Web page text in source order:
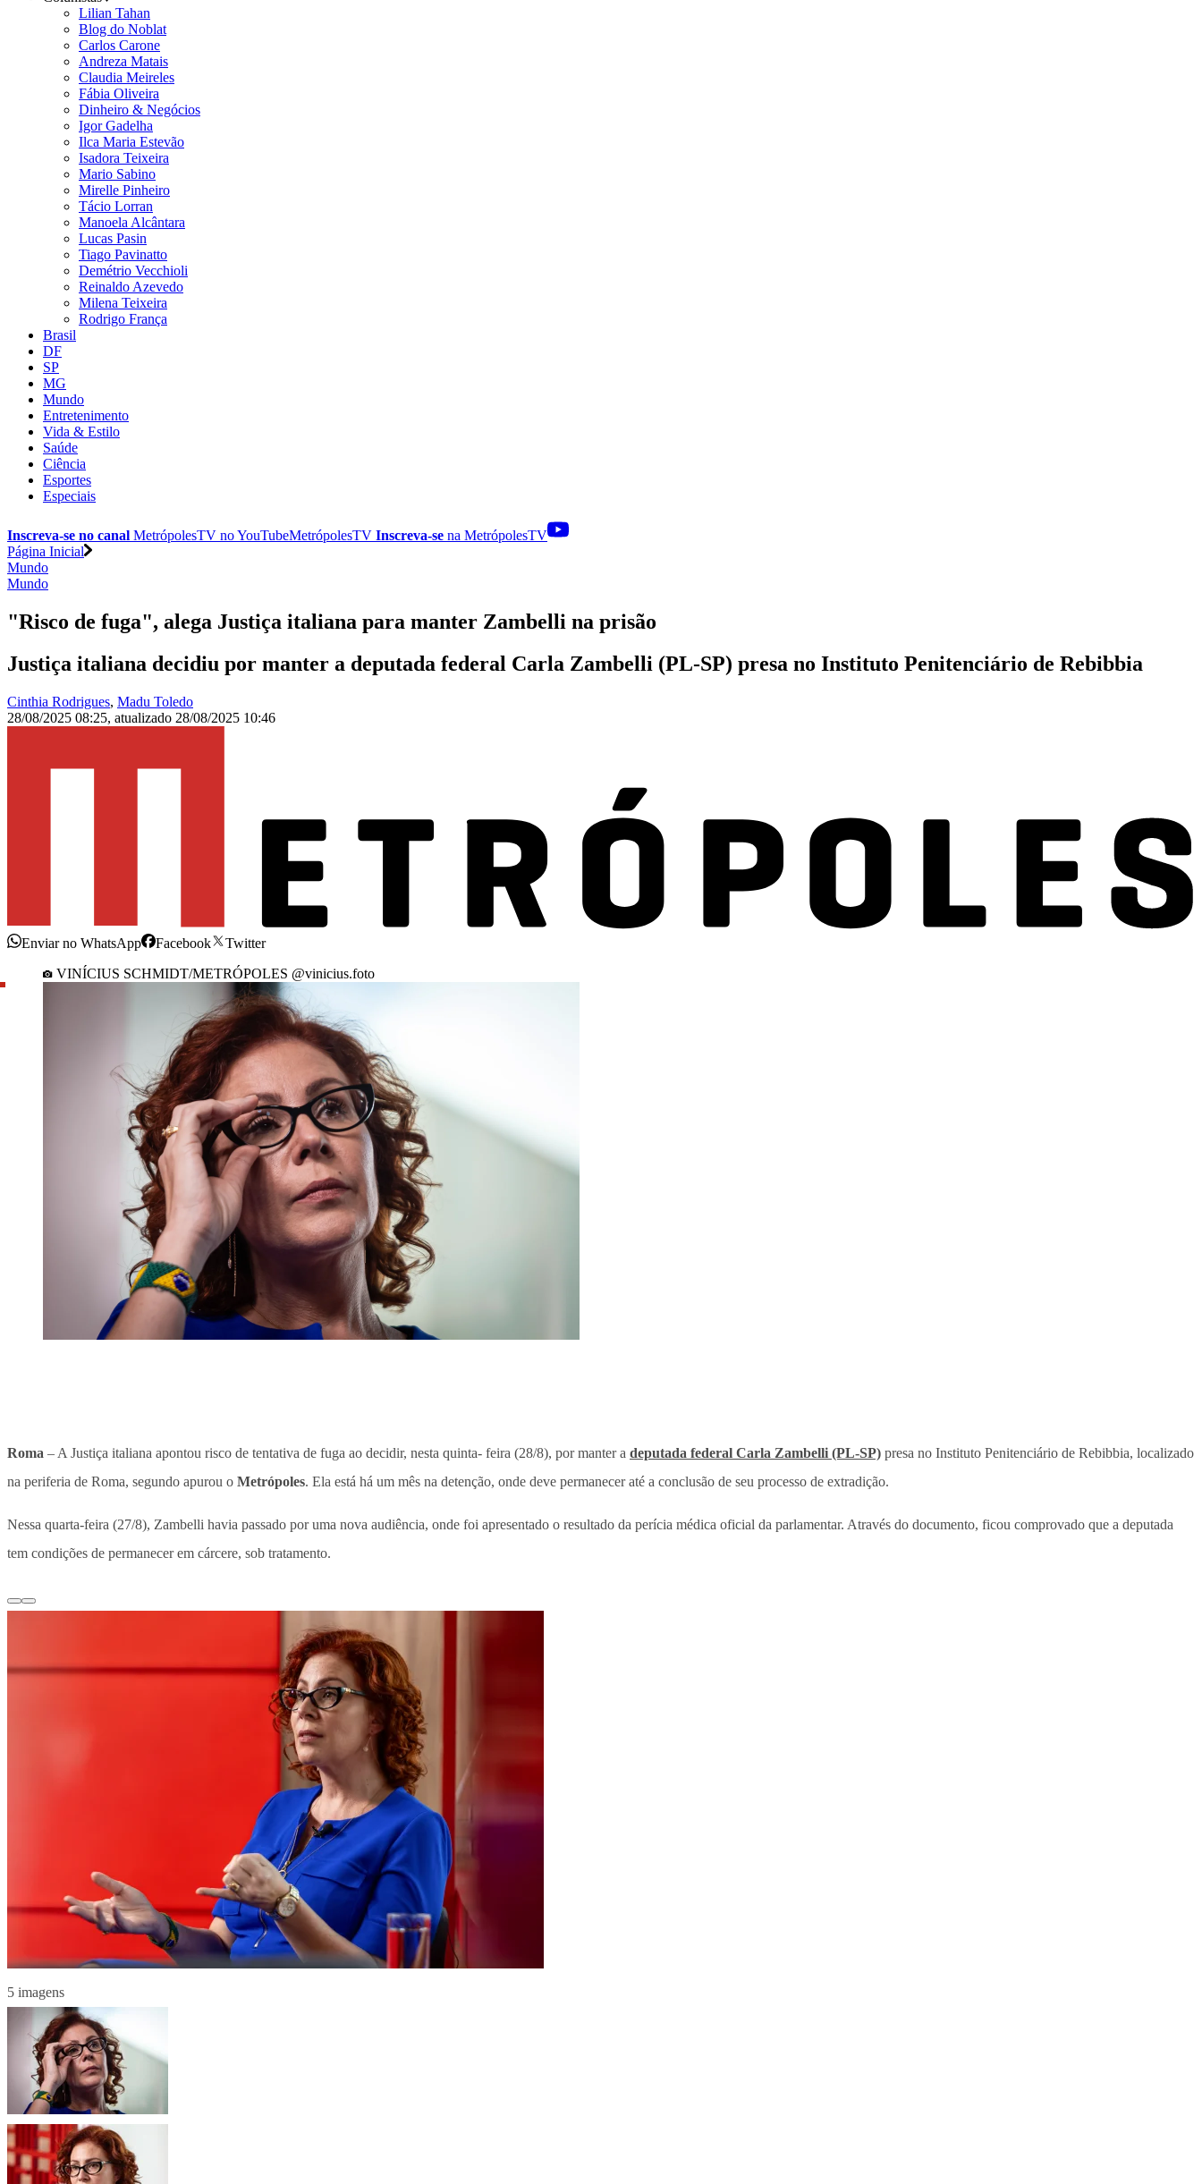
Lilian Tahan
Blog do Noblat
Carlos Carone
Andreza Matais
Claudia Meireles
Fábia Oliveira
Dinheiro & Negócios
Igor Gadelha
Ilca Maria Estevão
Isadora Teixeira
Mario Sabino
Mirelle Pinheiro
Tácio Lorran
Manoela Alcântara
Lucas Pasin
Tiago Pavinatto
Demétrio Vecchioli
Reinaldo Azevedo
Milena Teixeira
Rodrigo França
Brasil
DF
SP
MG
Mundo
Entretenimento
Vida & Estilo
Saúde
Ciência
Esportes
Especiais
Inscreva-se no canal MetrópolesTV noYouTubeMetrópolesTV Inscreva-se na MetrópolesTV
Página Inicial
Mundo
Mundo
"Risco de fuga", alega Justiça italiana para manter Zambelli na prisão
Justiça italiana decidiu por manter a deputada federal Carla Zambelli (PL-SP) presa no Instituto Penitenciário de Rebibbia
Cinthia Rodrigues, Madu Toledo
28/08/2025 08:25, atualizado 28/08/2025 10:46
Enviar no WhatsApp Facebook
Twitter
VINÍCIUS SCHMIDT/METRÓPOLES @vinicius.foto
Roma – A Justiça italiana apontou risco de tentativa de fuga ao decidir, nesta quinta- feira (28/8), por manter a deputada federal Carla Zambelli (PL-SP) presa no Instituto Penitenciário de Rebibbia, localizado
na periferia de Roma, segundo apurou o Metrópoles. Ela está há um mês na detenção, onde deve permanecer até a conclusão de seu processo de extradição.
Nessa quarta-feira (27/8), Zambelli havia passado por uma nova audiência, onde foi apresentado o resultado da perícia médica oficial da parlamentar. Através do documento, ficou comprovado que a deputada
tem condições de permanecer em cárcere, sob tratamento.
5 imagens